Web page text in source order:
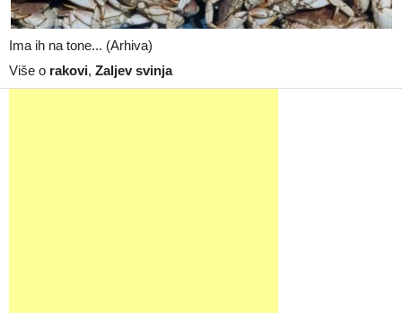
Ima ih na tone... (Arhiva)
Više o rakovi, Zaljev svinja